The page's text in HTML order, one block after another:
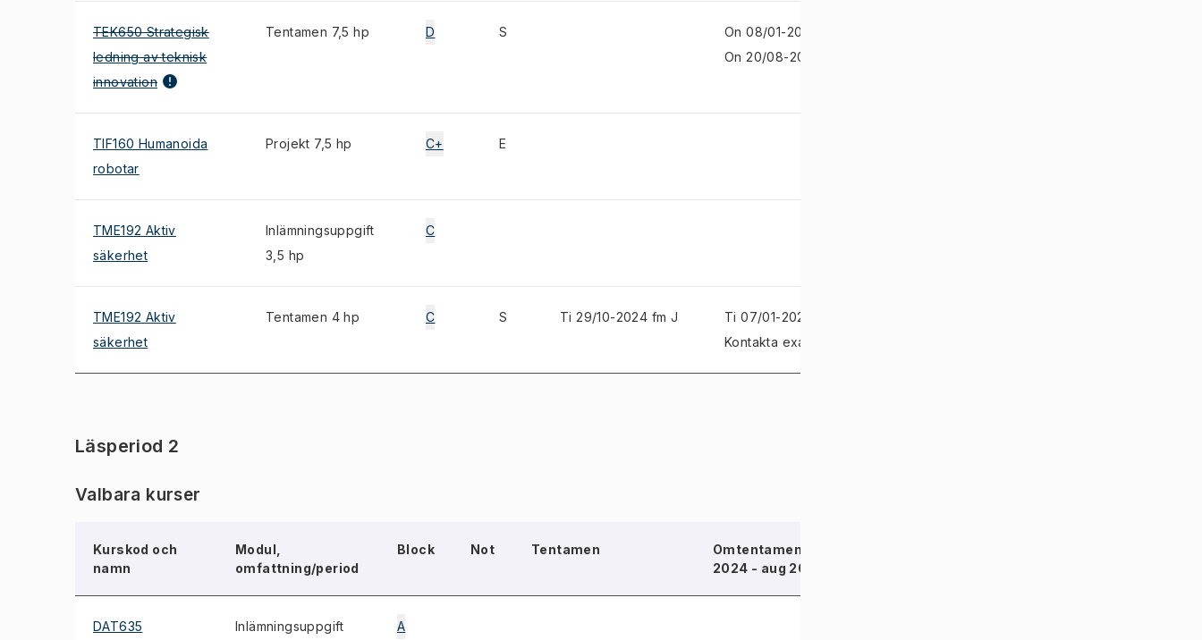
TEK650 Strategisk
ledning av teknisk
innovation
Tentamen 7,5 hp D S
On 08/01-2025 em J INSP
On 20/08-2025 fm J INSP
TIF160 Humanoida
robotar
Projekt 7,5 hp C+ E
TME192 Aktiv
säkerhet
Inlämningsuppgift
3,5 hp
C
TME192 Aktiv
säkerhet
Tentamen 4 hp C S Ti 29/10-2024 fm J
Ti 07/01-2025 fm J
Kontakta examinator
Läsperiod 2
Valbara kurser
Kurskod och
namn
Modul,
omfattning/period
Block Not Tentamen
Omtentamen (okt
2024 - aug 2025)
DAT635
Inlämningsuppgift
A